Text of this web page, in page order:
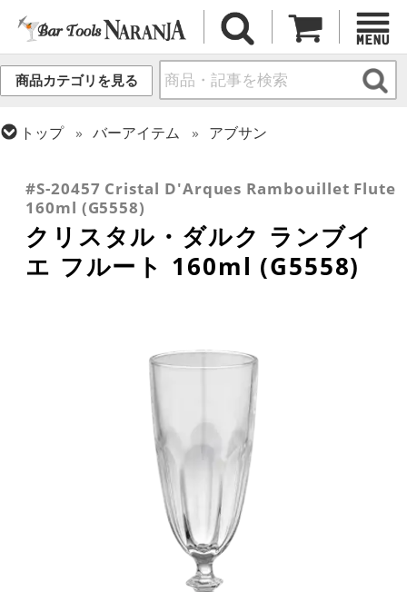
商品カテゴリを見る
トップ バーアイテム
アブサン
クリスタル・ダルク
#S-20457 Cristal D'Arques Rambouillet Flute
160ml (G5558)
クリスタル・ダルク ランブイ
エ フルート 160ml (G5558)